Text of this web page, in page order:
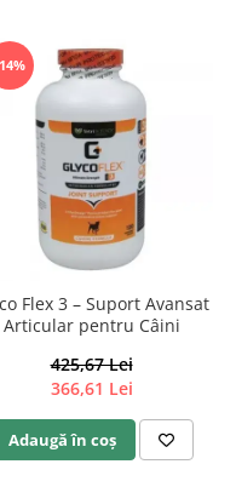
Flex 3 – Suport Avansat
Articular pentru Câini
425,67 Lei
366,61 Lei
Adaugă în coș